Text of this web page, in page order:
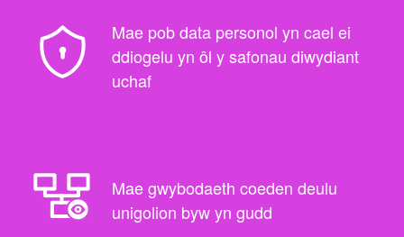
Mae pob data personol yn cael ei
ddiogelu yn ôl y safonau diwydiant
uchaf
Mae gwybodaeth coeden deulu
unigolion byw yn gudd